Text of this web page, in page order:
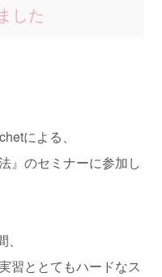
した
による、
』のセミナーに参加し
習ととてもハードなス